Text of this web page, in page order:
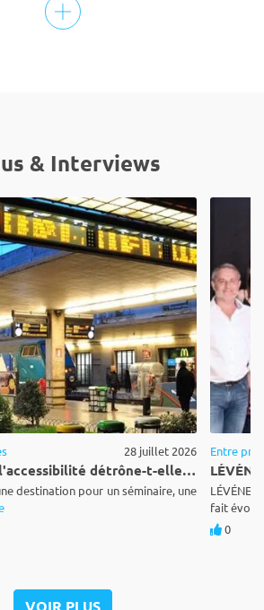
& Interviews
28 juillet 2026
Destination MICE : l'accessibilité détrône-t-elle le dépaysement ?
destination pour un séminaire, une
Entre pros
fait
0
VOIR PLUS